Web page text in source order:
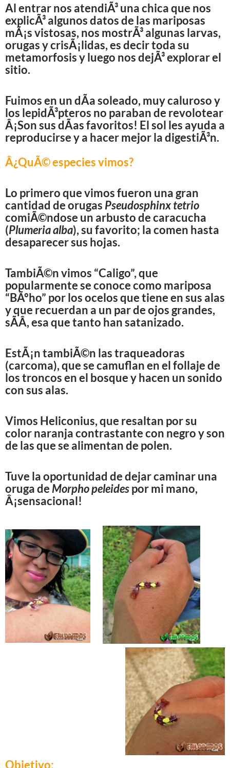
Al entrar nos atendiÃ³ una chica que nos
explicÃ³ algunos datos de las mariposas
mÃ¡s vistosas, nos mostrÃ³ algunas larvas,
orugas y crisÃ¡lidas, es decir toda su
metamorfosis y luego nos dejÃ³ explorar el
sitio.
Fuimos en un dÃ­a soleado, muy caluroso y
los lepidÃ³pteros no paraban de revolotear
Â¡Son sus dÃ­as favoritos! El sol les ayuda a
reproducirse y a hacer mejor la digestiÃ³n.
Â¿QuÃ© especies vimos?
Lo primero que vimos fueron una gran
cantidad de orugas Pseudosphinx tetrio
comiÃ©ndose un arbusto de caracucha
(Plumeria alba), su favorito; la comen hasta
desaparecer sus hojas.
TambiÃ©n vimos “Caligo”, que
popularmente se conoce como mariposa
“BÃºho” por los ocelos que tiene en sus alas
y que recuerdan a un par de ojos grandes,
sÃ­Â­, esa que tanto han satanizado.
EstÃ¡n tambiÃ©n las traqueadoras
(carcoma), que se camuflan en el follaje de
los troncos en el bosque y hacen un sonido
con sus alas.
Vimos Heliconius, que resaltan por su
color naranja contrastante con negro y son
de las que se alimentan de polen.
Tuve la oportunidad de dejar caminar una
oruga de Morpho peleidespor mi mano,
Â¡sensacional!
Objetivo: